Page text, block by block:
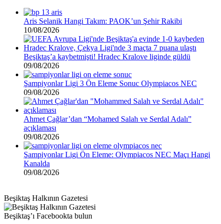
Aris Selanik Hangi Takım: PAOK’un Şehir Rakibi
10/08/2026
Beşiktaş’a kaybetmişti! Hradec Kralove liginde güldü
09/08/2026
Şampiyonlar Ligi 3 Ön Eleme Sonuc Olympiacos NEC
09/08/2026
Ahmet Çağlar’dan “Mohamed Salah ve Serdal Adalı”
açıklaması
09/08/2026
Şampiyonlar Ligi Ön Eleme: Olympiacos NEC Maçı Hangi
Kanalda
09/08/2026
Beşiktaş Halkının Gazetesi
Beşiktaş’ı Facebookta bulun